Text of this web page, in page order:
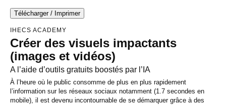
content
Télécharger / Imprimer
IHECS ACADEMY
Créer des visuels impactants
(images et vidéos)
A l’aide d’outils gratuits boostés par l’IA
À l’heure où le public consomme de plus en plus rapidement
l’information sur les réseaux sociaux notamment (1.7 secondes en
mobile), il est devenu incontournable de se démarquer grâce à des